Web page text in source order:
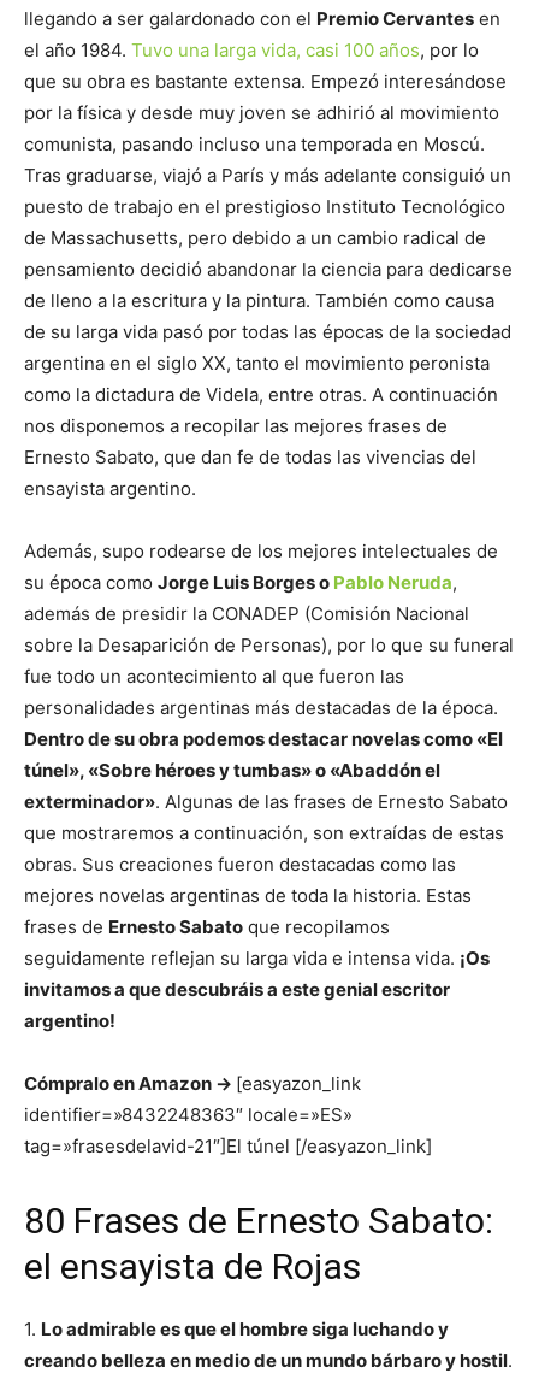
llegando a ser galardonado con el Premio Cervantes en
el año 1984. Tuvo una larga vida, casi 100 años, por lo
que su obra es bastante extensa. Empezó interesándose
por la física y desde muy joven se adhirió al movimiento
comunista, pasando incluso una temporada en Moscú.
Tras graduarse, viajó a París y más adelante consiguió un
puesto de trabajo en el prestigioso Instituto Tecnológico
de Massachusetts, pero debido a un cambio radical de
pensamiento decidió abandonar la ciencia para dedicarse
de lleno a la escritura y la pintura. También como causa
de su larga vida pasó por todas las épocas de la sociedad
argentina en el siglo XX, tanto el movimiento peronista
como la dictadura de Videla, entre otras. A continuación
nos disponemos a recopilar las mejores frases de
Ernesto Sabato, que dan fe de todas las vivencias del
ensayista argentino.
Además, supo rodearse de los mejores intelectuales de
su época como Jorge Luis Borges o Pablo Neruda,
además de presidir la CONADEP (Comisión Nacional
sobre la Desaparición de Personas), por lo que su funeral
fue todo un acontecimiento al que fueron las
personalidades argentinas más destacadas de la época.
Dentro de su obra podemos destacar novelas como «El
túnel», «Sobre héroes y tumbas» o «Abaddón el
exterminador». Algunas de las frases de Ernesto Sabato
que mostraremos a continuación, son extraídas de estas
obras. Sus creaciones fueron destacadas como las
mejores novelas argentinas de toda la historia. Estas
frases de Ernesto Sabato que recopilamos
seguidamente reflejan su larga vida e intensa vida. ¡Os
invitamos a que descubráis a este genial escritor
argentino!
Cómpralo en Amazon -> [easyazon_link
identifier=»8432248363″ locale=»ES»
tag=»frasesdelavid-21″]El túnel [/easyazon_link]
80 Frases de Ernesto Sabato:
el ensayista de Rojas
1. Lo admirable es que el hombre siga luchando y
creando belleza en medio de un mundo bárbaro y hostil.